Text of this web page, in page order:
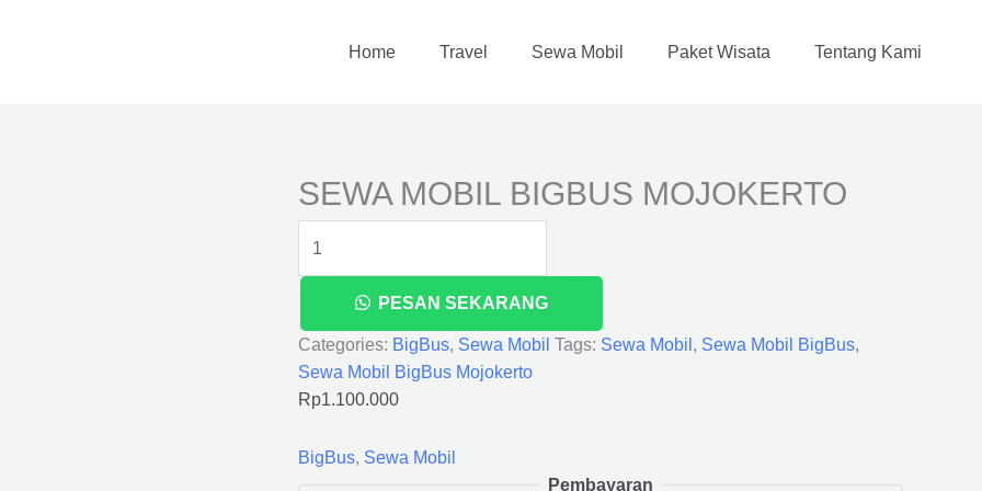
Home Travel Sewa Mobil Paket Wisata Tentang Kami
SEWA MOBIL BIGBUS MOJOKERTO
PESAN SEKARANG
Categories: BigBus, Sewa Mobil Tags: Sewa Mobil , Sewa Mobil BigBus,
Sewa Mobil BigBus Mojokerto
Rp1.100.000
BigBus, Sewa Mobil
Pembayaran